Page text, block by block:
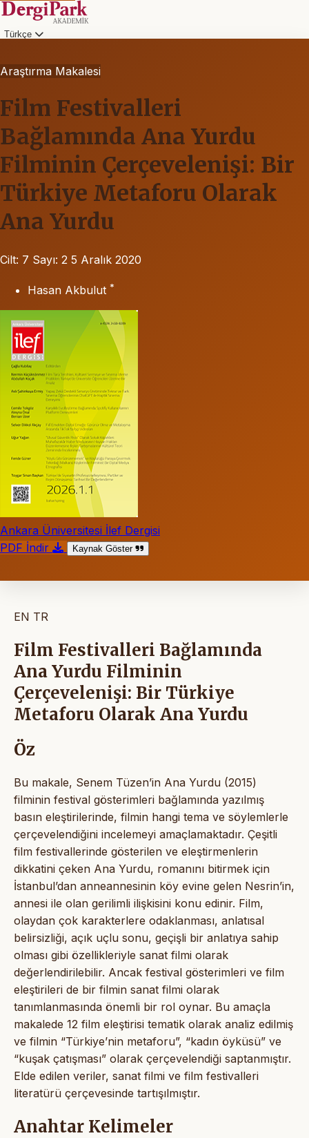
Türkçe
Araştırma Makalesi
Film Festivalleri
Bağlamında Ana Yurdu
Filminin Çerçevelenişi: Bir
Türkiye Metaforu Olarak
Ana Yurdu
Cilt: 7 Sayı: 2 5 Aralık 2020
Hasan Akbulut *
Ankara Üniversitesi İlef Dergisi
PDF İndir
Kaynak Göster
EN TR
Film Festivalleri Bağlamında
Ana Yurdu Filminin
Çerçevelenişi: Bir Türkiye
Metaforu Olarak Ana Yurdu
Öz
Bu makale, Senem Tüzen’in Ana Yurdu (2015)
filminin festival gösterimleri bağlamında yazılmış
basın eleştirilerinde, filmin hangi tema ve söylemlerle
çerçevelendiğini incelemeyi amaçlamaktadır. Çeşitli
film festivallerinde gösterilen ve eleştirmenlerin
dikkatini çeken Ana Yurdu, romanını bitirmek için
İstanbul’dan anneannesinin köy evine gelen Nesrin’in,
annesi ile olan gerilimli ilişkisini konu edinir. Film,
olaydan çok karakterlere odaklanması, anlatısal
belirsizliği, açık uçlu sonu, geçişli bir anlatıya sahip
olması gibi özellikleriyle sanat filmi olarak
değerlendirilebilir. Ancak festival gösterimleri ve film
eleştirileri de bir filmin sanat filmi olarak
tanımlanmasında önemli bir rol oynar. Bu amaçla
makalede 12 film eleştirisi tematik olarak analiz edilmiş
ve filmin “Türkiye’nin metaforu”, “kadın öyküsü” ve
“kuşak çatışması” olarak çerçevelendiği saptanmıştır.
Elde edilen veriler, sanat filmi ve film festivalleri
literatürü çerçevesinde tartışılmıştır.
Anahtar Kelimeler